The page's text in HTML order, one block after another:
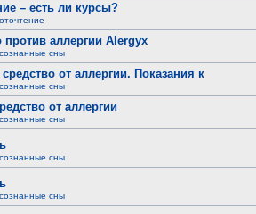
– есть ли курсы?
против аллергии Alergyx
сны
от аллергии. Показания к
сны
от аллергии
сны
сны
сны